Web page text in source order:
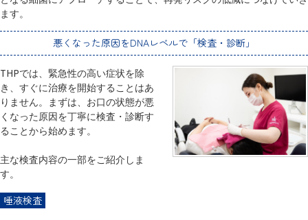
ます。
悪くなった原因をDNAレベルで「検査・診断」
THPでは、緊急性の高い症状を除
き、すぐに治療を開始することはあ
りません。まずは、お口の状態が悪
くなった原因を丁寧に検査・診断す
ることから始めます。
主な検査内容の一部をご紹介しま
す。
唾液検査